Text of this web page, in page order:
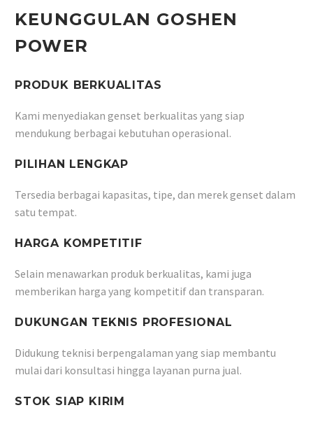
KEUNGGULAN GOSHEN
POWER
PRODUK BERKUALITAS
Kami menyediakan genset berkualitas yang siap
mendukung berbagai kebutuhan operasional.
PILIHAN LENGKAP
Tersedia berbagai kapasitas, tipe, dan merek genset dalam
satu tempat.
HARGA KOMPETITIF
Selain menawarkan produk berkualitas, kami juga
memberikan harga yang kompetitif dan transparan.
DUKUNGAN TEKNIS PROFESIONAL
Didukung teknisi berpengalaman yang siap membantu
mulai dari konsultasi hingga layanan purna jual.
STOK SIAP KIRIM